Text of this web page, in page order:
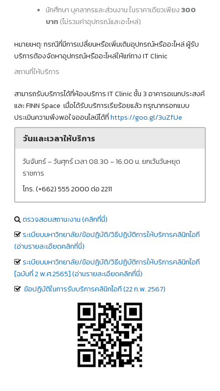
นักศึกษา บุคลากรและส่วนงาน ในราคาเดียวเพียง300
บาท (ไม่รวมค่าอุปกรณ์และอะไหล่)
หมายเหตุ: กรณีที่มีการเปลี่ยนหรือเพิ่มเติมอุปกรณ์หรืออะไหล่ ผู้รับ
บริการต้องจัดหาอุปกรณ์หรืออะไหล่ให้แก่ทาง IT Clinic
สถานที่ให้บริการ
สามารถรับบริการได้ที่ห้องบริการ IT Clinic ชั้น 3 อาคารอเนกประสงค์
และ FINN Space เมื่อได้รับบริการเรียร้อยแล้ว กรุณากรอกแบบ
ประเมินความพึงพอใจออนไลน์ได้ที่https://goo.gl/3uZfUe
วันและเวลาให้บริการ
วันจันทร์ – วันศุกร์ เวลา 08.30 – 16.00 น. ยกเว้นวันหยุด
ราชการ
โทร. (+662) 555 2000 ต่อ 2211
ตรวจสอบสถานะงาน (คลิกที่นี่)
ระเบียบมหาวิทยาลัย/ข้อปฏิบัติ/วิธีปฏิบัติการให้บริการคลินิกไอที
(อ่านรายละเอียดคลิกที่นี่)
ระเบียบมหาวิทยาลัย/ข้อปฏิบัติ/วิธีปฏิบัติการให้บริการคลินิกไอที
[ฉบับที่ 2 พ.ศ.2565] (อ่านรายละเอียดคลิกที่นี่)
ข้อปฏิบัติในการรับบริการคลินิกไอที (22 ก.พ. 2567)